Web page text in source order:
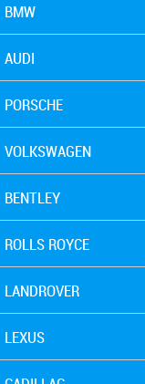
BMW
AUDI
PORSCHE
VOLKSWAGEN
BENTLEY
ROLLS ROYCE
LANDROVER
LEXUS